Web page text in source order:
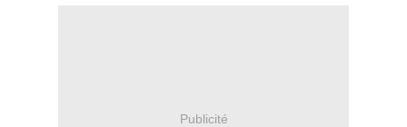
Publicité